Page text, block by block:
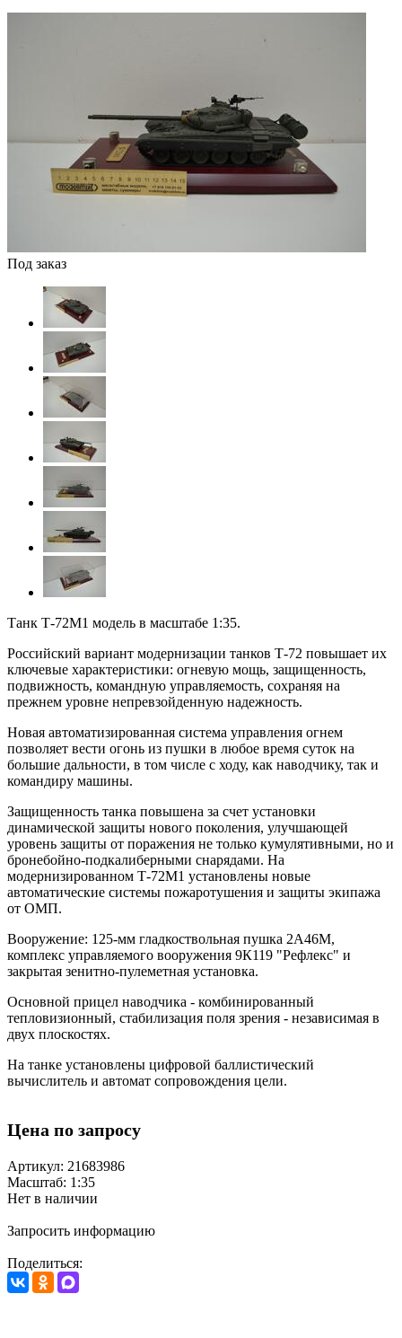
Под заказ
Танк Т-72М1 модель в масштабе 1:35.
Российский вариант модернизации танков Т-72 повышает их
ключевые характеристики: огневую мощь, защищенность,
подвижность, командную управляемость, сохраняя на
прежнем уровне непревзойденную надежность.
Новая автоматизированная система управления огнем
позволяет вести огонь из пушки в любое время суток на
большие дальности, в том числе с ходу, как наводчику, так и
командиру машины.
Защищенность танка повышена за счет установки
динамической защиты нового поколения, улучшающей
уровень защиты от поражения не только кумулятивными, но и
бронебойно-подкалиберными снарядами. На
модернизированном Т-72М1 установлены новые
автоматические системы пожаротушения и защиты экипажа
от ОМП.
Вооружение: 125-мм гладкоствольная пушка 2А46М,
комплекс управляемого вооружения 9К119 "Рефлекс" и
закрытая зенитно-пулеметная установка.
Основной прицел наводчика - комбинированный
тепловизионный, стабилизация поля зрения - независимая в
двух плоскостях.
На танке установлены цифровой баллистический
вычислитель и автомат сопровождения цели.
Цена по запросу
Артикул: 21683986
Масштаб: 1:35
Нет в наличии
Запросить информацию
Поделиться: